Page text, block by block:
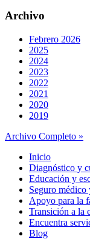
Archivo
Febrero 2026
2025
2024
2023
2022
2021
2020
2019
Archivo Completo »
Inicio
Diagnóstico y
Educación y
Seguro médico
Apoyo para la
Transición a la
Encuentra
Blog